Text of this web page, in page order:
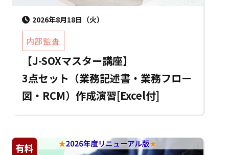
2026年8月18日（火）
内部監査
【J-SOXマスター講座】
3点セット（業務記述書・業務フロー
図・RCM）作成演習[Excel付]
有料